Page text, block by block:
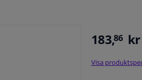
183,86 kr
Visa